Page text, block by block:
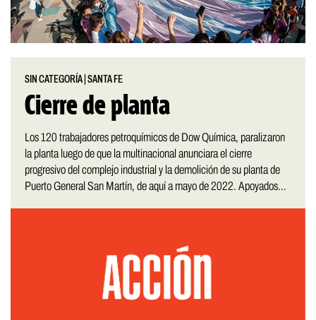
SIN CATEGORÍA |SANTA FE
Cierre de planta
Los 120 trabajadores petroquímicos de Dow Química, paralizaron
la planta luego de que la multinacional anunciara el cierre
progresivo del complejo industrial y la demolición de su planta de
Puerto General San Martín, de aquí a mayo de 2022. Apoyados...